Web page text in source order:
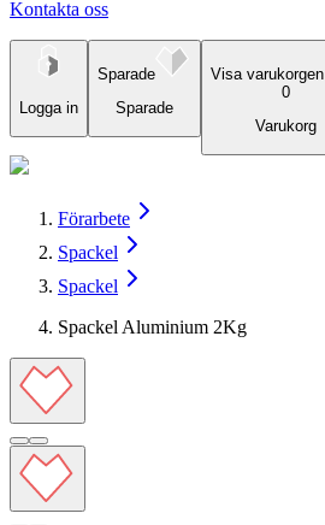
Kontakta oss
Logga in
Sparade
Sparade
Visa varukorgen
0
Varukorg
Förarbete
Spackel
Spackel
Spackel Aluminium 2Kg